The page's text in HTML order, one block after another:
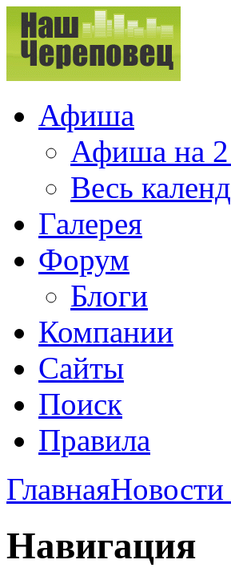
Афиша
Афиша на 2
Весь
Галерея
Форум
Блоги
Компании
Сайты
Поиск
Правила
ГлавнаяНовости
Навигация